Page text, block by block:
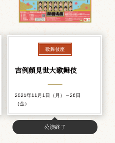
歌舞伎座
吉例顔見世大歌舞伎
2021年11月1日（月）～26日
（金）
公演終了